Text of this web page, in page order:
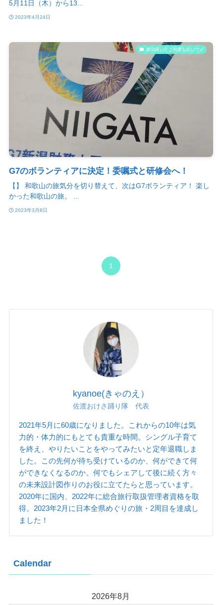
5月11日（木）から13...
2023年4月24日
新潟良いとこ何度もおいで♫
G7のボランティアに決定！委嘱式と研修会へ！
【】 和歌山の旅気分を切り替えて、次はG7ボランティア！ 楽し
かった和歌山の旅。 ...
2023年3月8日
1
kyanoe(きゃのえ）
佐渡おけさ踊り隊 代表
2021年5月に60歳になりました。これからの10年は気
力的・体力的にもとても貴重な時間。シングル子育て
を終え、やりたいことをやってみたいと定年退職しま
した。この先何が待ち受けているのか、何ができて何
ができなくなるのか。何でもシェアして後に続く方々
の未来設計図作りのお役に立てたらと思っています。
2020年に国内、2022年に総合旅行取扱管理者資格を取
得。2023年2月に日本全県めぐりの旅・2周目を達成し
ました！
Calendar
2026年8月